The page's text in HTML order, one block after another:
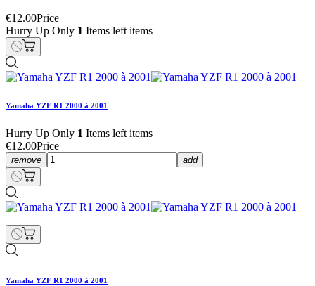
€12.00Price
Hurry Up Only 1 Items left items
Yamaha YZF R1 2000 à 2001
Hurry Up Only 1 Items left items
€12.00Price
remove add
Yamaha YZF R1 2000 à 2001